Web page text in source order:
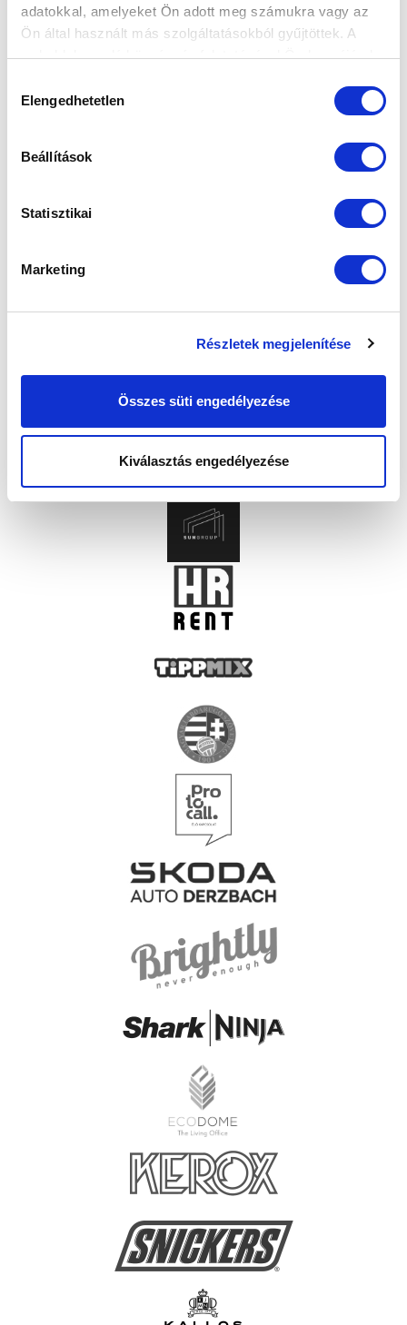
adatokkal, amelyeket Ön adott meg számukra vagy az
Ön által használt más szolgáltatásokból gyűjtöttek. A
weboldalon való böngészés folytatásával Ön hozzájárul a
kiválasztása
Elengedhetetlen
Beállítások
Statisztikai
Marketing
Részletek megjelenítése
Összes süti engedélyezése
Kiválasztás engedélyezése
SZPONZOROK